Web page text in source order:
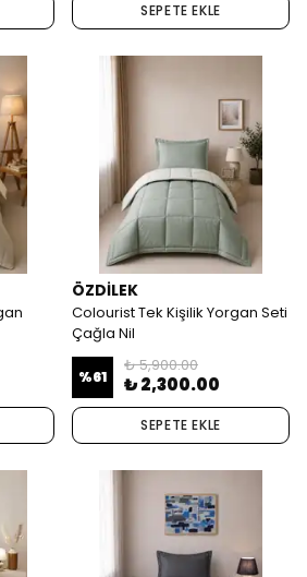
SEPETE EKLE
ÖZDİLEK
Colourist Tek Kişilik Yorgan Seti
Çağla Nil
%61
₺ 5,900.00
₺ 2,300.00
SEPETE EKLE